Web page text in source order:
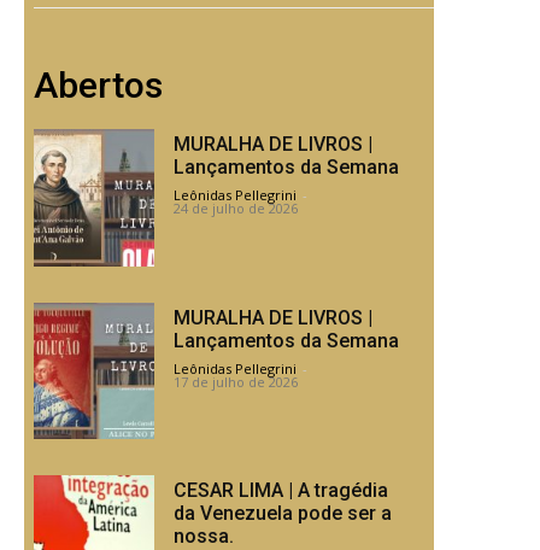
Abertos
MURALHA DE LIVROS |
Lançamentos da Semana
Leônidas Pellegrini -
24 de julho de 2026
MURALHA DE LIVROS |
Lançamentos da Semana
Leônidas Pellegrini -
17 de julho de 2026
CESAR LIMA | A tragédia
da Venezuela pode ser a
nossa.